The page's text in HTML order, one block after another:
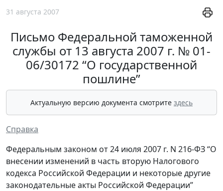
31 августа 2007
Письмо Федеральной таможенной
службы от 13 августа 2007 г. № 01-
06/30172 “О государственной
пошлине”
Актуальную версию документа смотрите здесь
Справка
Федеральным законом от 24 июля 2007 г. N 216-ФЗ “О
внесении изменений в часть вторую Налогового
кодекса Российской Федерации и некоторые другие
законодательные акты Российской Федерации”